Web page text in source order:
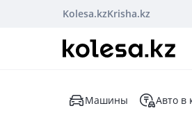
Kolesa.kzKrisha.kz
Машины Авто в